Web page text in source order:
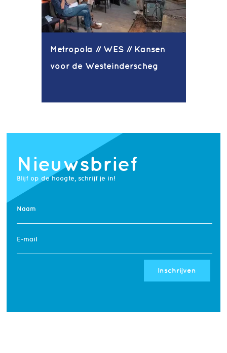
Metropola // WES // Kansen
voor de Westeinderscheg
Nieuwsbrief
Blijf op de hoogte, schrijf je in!
Naam
E-mail
Inschrijven